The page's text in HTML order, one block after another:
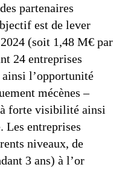
partenaires
est de lever
(soit 1,48 M€ par
24 entreprises
l’opportunité
mécènes –
à forte visibilité ainsi
Les entreprises
niveaux, de
3 ans) à l’or